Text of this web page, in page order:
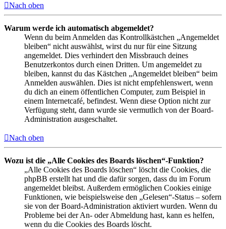
Nach oben
Warum werde ich automatisch abgemeldet?
Wenn du beim Anmelden das Kontrollkästchen „Angemeldet
bleiben“ nicht auswählst, wirst du nur für eine Sitzung
angemeldet. Dies verhindert den Missbrauch deines
Benutzerkontos durch einen Dritten. Um angemeldet zu
bleiben, kannst du das Kästchen „Angemeldet bleiben“ beim
Anmelden auswählen. Dies ist nicht empfehlenswert, wenn
du dich an einem öffentlichen Computer, zum Beispiel in
einem Internetcafé, befindest. Wenn diese Option nicht zur
Verfügung steht, dann wurde sie vermutlich von der Board-
Administration ausgeschaltet.
Nach oben
Wozu ist die „Alle Cookies des Boards löschen“-Funktion?
„Alle Cookies des Boards löschen“ löscht die Cookies, die
phpBB erstellt hat und die dafür sorgen, dass du im Forum
angemeldet bleibst. Außerdem ermöglichen Cookies einige
Funktionen, wie beispielsweise den „Gelesen“-Status – sofern
sie von der Board-Administration aktiviert wurden. Wenn du
Probleme bei der An- oder Abmeldung hast, kann es helfen,
wenn du die Cookies des Boards löscht.